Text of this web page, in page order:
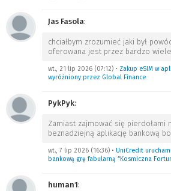
Jas Fasola:
chciałbym zrozumieć jaki był
oferowana jest przez bardzo
wt., 21 lip 2026 (07:12) • Zakup eSIM w
wyróżniony przez Global Finance
PykPyk:
Zamiast zajmować się pierdołami
beznadziejną aplikację bankową
wt., 7 lip 2026 (16:36) • UniCredit
bankową grę fabularną “Kosmiczna
human1: